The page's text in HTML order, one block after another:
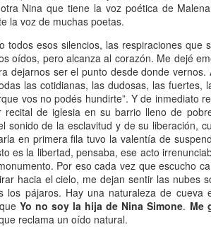
Nina que tiene la voz poética de
la voz de muchas poetas.
todos esos silencios, las respiraciones
oídos, pero alcanza al corazón. Me dejé
dejarnos ser el punto desde donde
las cotidianas, las dudosas, las fuertes,
vos no podés hundirte”. Y de inmediato
recital de iglesia en su barrio lleno de
sonido de la esclavitud y de su liberación,
en primera fila tuvo la valentía de
es la libertad, pensaba, ese acto
Por eso cada vez que escucho
hacia el cielo, me dejan sentir las nubes
los pájaros. Hay una naturaleza de
Yo no soy la hijade Nina Simone. Me
reclama un oído natural.
conmigo misma. Significa que soy dos en
filósofa fuera de serie Hannah Arendt, y
el recorrido de Enfin seule (“Por fin sola”),
podcaster Lauren Bastide que acaba de
favorable acogida.
JAN
13
Ganando dos verdaderos amores
Por Caro Alfonso
Hace un año, Mona me salvó la vida.
después de manejar muchas horas
temas desde que salí de mi casa.